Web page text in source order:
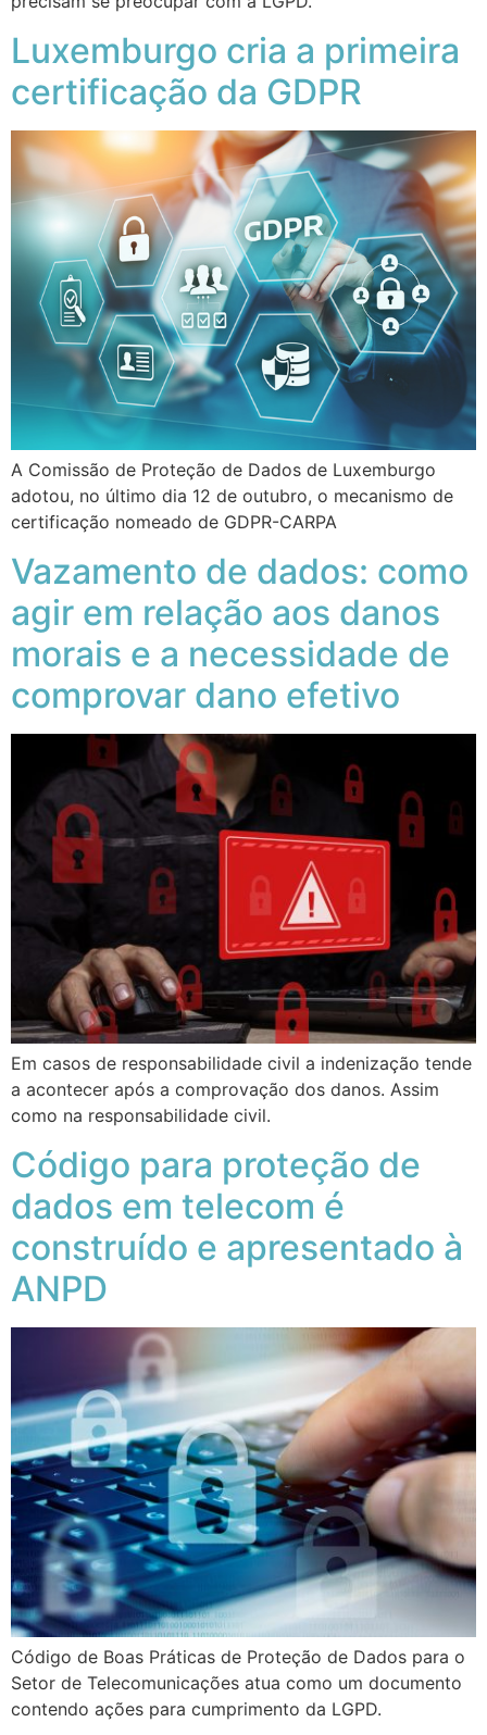
Luxemburgo cria a primeira
certificação da GDPR
A Comissão de Proteção de Dados de Luxemburgo
adotou, no último dia 12 de outubro, o mecanismo de
certificação nomeado de GDPR-CARPA
Vazamento de dados: como
agir em relação aos danos
morais e a necessidade de
comprovar dano efetivo
Em casos de responsabilidade civil a indenização tende
a acontecer após a comprovação dos danos. Assim
como na responsabilidade civil.
Código para proteção de
dados em telecom é
construído e apresentado à
ANPD
Código de Boas Práticas de Proteção de Dados para o
Setor de Telecomunicações atua como um documento
contendo ações para cumprimento da LGPD.